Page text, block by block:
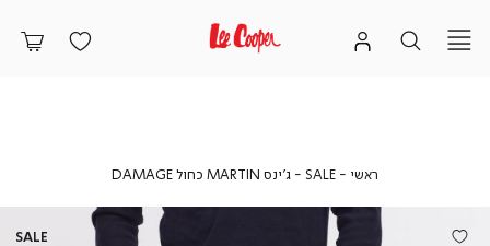
ראשי ראשי
SALE
SALE
ג’ינס MARTIN כחול DAMAGE
ג’ינס
כחול
DAMAGE
SALE